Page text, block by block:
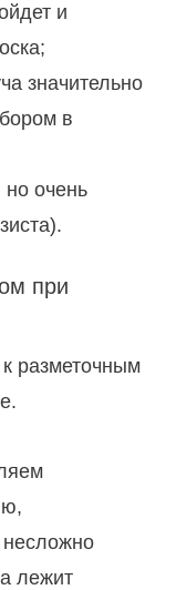
и
значительно
в
но очень
при
разметочным
несложно
лежит